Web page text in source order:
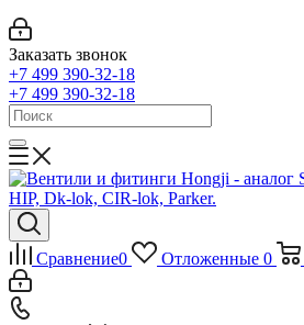
Заказать звонок
+7 499 390-32-18
+7 499 390-32-18
Сравнение0 Отложенные 0